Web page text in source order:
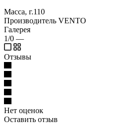
Масса, г.110
Производитель VENTO
Галерея
1/0 —
Отзывы
Нет оценок
Оставить отзыв